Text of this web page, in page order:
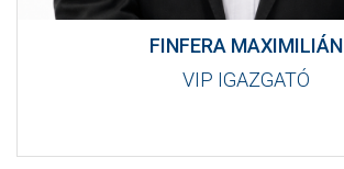
FINFERA MAXIMILIÁN
VIP IGAZGATÓ